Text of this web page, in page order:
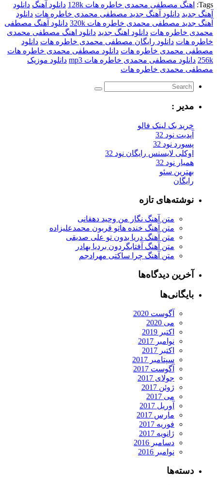
Tags: اهنگ مصطفی محمدی خاطره هات 128k دانلود آهنگ دانلود
آهنگ جدید دانلود آهنگ جدید مصطفی محمدی خاطره هات دانلود
آهنگ جدید مصطفی محمدی خاطره هات 320k
دانلود آهنگ مصطفی
محمدی خاطره هات دانلود اهنگ جدید دانلود اهنگ مصطفی محمدی
خاطره هات دانلود رایگان مصطفی محمدی خاطره هات دانلود
مصطفی محمدی خاطره هات دانلود مصطفی محمدی خاطره هات
256k دانلود مصطفی محمدی خاطره هات mp3
دانلود موزیک
مصطفی محمدی خاطره هات
مدیر :
خرید بک لینک فالو
آپدیت نود 32
پسورد نود 32
اوکلی لایسنس رایگان نود 32
همیار نود 32
بهترین سئو
رایگان
نوشته‌های تازه
متن آهنگ نگار من وحید دهقانی
متن آهنگ خنده هاتو قربون محمدعلیزاده
متن آهنگ دریا بدون تو علی صدیقی
متن آهنگ آفتابگردون بردیا بهادر
متن آهنگ چرا ساکتی مهرادجم
آخرین دیدگاه‌ها
بایگانی‌ها
آگوست 2020
می 2020
اکتبر 2019
نوامبر 2017
اکتبر 2017
سپتامبر 2017
آگوست 2017
جولای 2017
ژوئن 2017
می 2017
آوریل 2017
مارس 2017
فوریه 2017
ژانویه 2017
دسامبر 2016
نوامبر 2016
دسته‌ها